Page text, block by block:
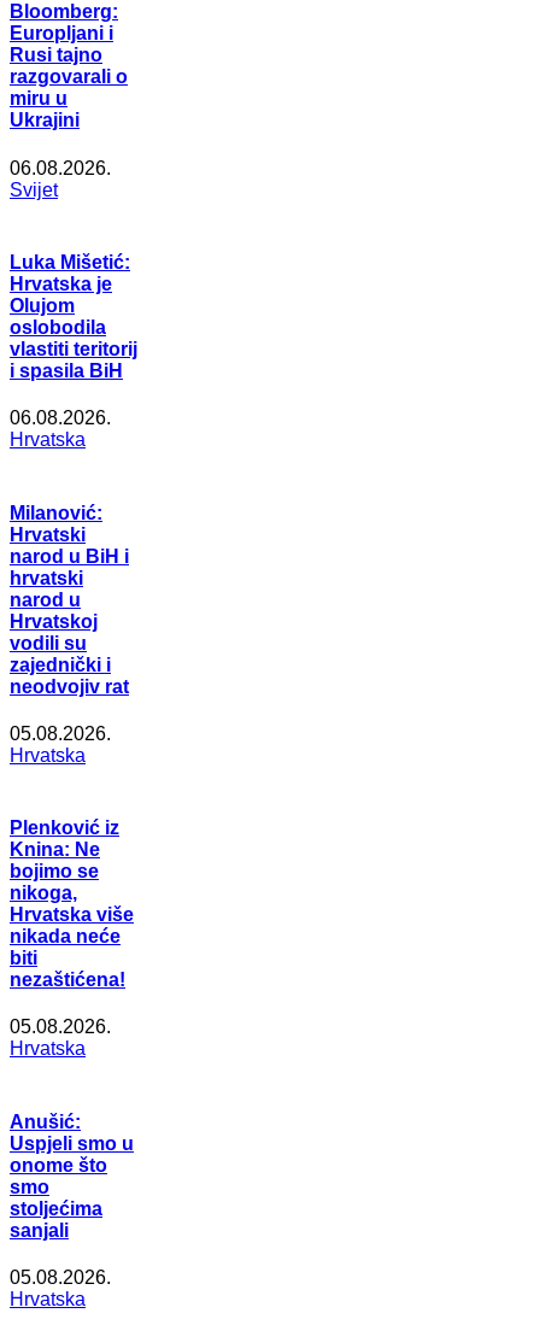
Bloomberg:
Europljani i
Rusi tajno
razgovarali o
miru u
Ukrajini
06.08.2026.
Svijet
Luka Mišetić:
Hrvatska je
Olujom
oslobodila
vlastiti teritorij
i spasila BiH
06.08.2026.
Hrvatska
Milanović:
Hrvatski
narod u BiH i
hrvatski
narod u
Hrvatskoj
vodili su
zajednički i
neodvojiv rat
05.08.2026.
Hrvatska
Plenković iz
Knina: Ne
bojimo se
nikoga,
Hrvatska više
nikada neće
biti
nezaštićena!
05.08.2026.
Hrvatska
Anušić:
Uspjeli smo u
onome što
smo
stoljećima
sanjali
05.08.2026.
Hrvatska